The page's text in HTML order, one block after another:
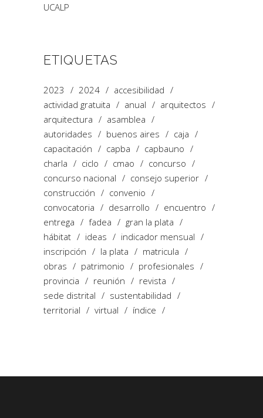
UCALP
ETIQUETAS
2023 2024
accesibilidad
actividad gratuita
anual
arquitectos
arquitectura
asamblea
autoridades
buenos aires
caja
capacitación
capba
capbauno
charla
ciclo cmao
concurso
concurso nacional
consejo superior
construcción
convenio
convocatoria
desarrollo
encuentro
entrega
fadea
gran la plata
hábitat
ideas
indicador mensual
inscripción
la plata
matricula
obras
patrimonio
profesionales
provincia
reunión
revista
sede distrital
sustentabilidad
territorial
virtual índice